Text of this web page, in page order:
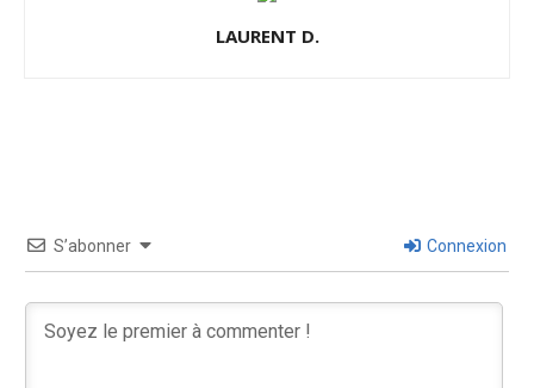
LAURENT D.
S’abonner Connexion